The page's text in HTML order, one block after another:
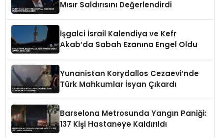
Mısır Saldırısını Değerlendirdi
İşgalci İsrail Kalendiya ve Kefr
Akab’da Sabah Ezanına Engel Oldu
Yunanistan Korydallos Cezaevi’nde
Türk Mahkumlar İsyan Çıkardı
Barselona Metrosunda Yangın Paniği:
137 Kişi Hastaneye Kaldırıldı